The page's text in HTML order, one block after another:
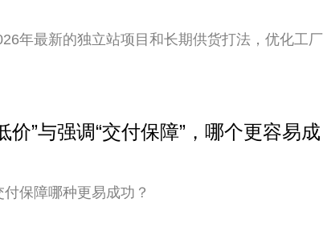
年最新的独立站项目和长期供货打法，优化工厂
”与强调“交付保障”，哪个更容易成
保障哪种更易成功？